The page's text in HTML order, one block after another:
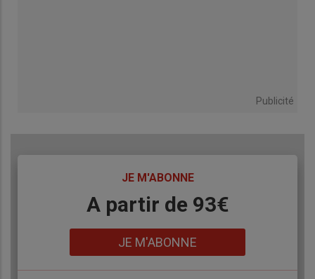
Publicité
JE M'ABONNE
A partir de 93€
JE M'ABONNE